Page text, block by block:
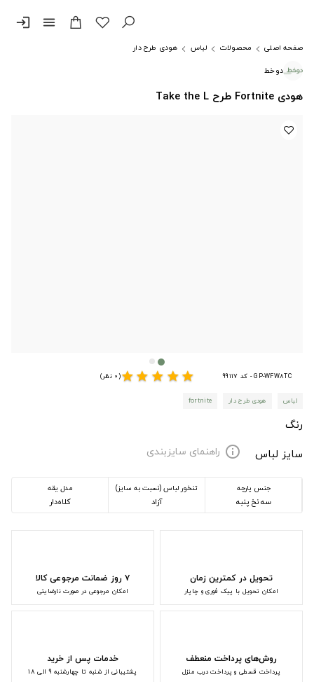
menu
login
صفحه اصلی محصولات لباس
هودی طرح دار
دوخط
هودی Fortnite طرح Take the L
GP-WFW8TC - کد 99117 star
star
star
star
star(0 نظر)
لباس هودی طرح دار fortnite
رنگ
سایز لباس
info راهنمای سایزبندی
جنس پارچه
سه نخ پنبه
تنخور لباس (نسبت به سایز)
آزاد
مدل یقه
کلاه‌دار
تحویل در کمترین زمان
امکان تحویل با پیک فوری و چاپار
۷ روز ضمانت مرجوعی کالا
امکان مرجوعی در صورت نارضایتی
روش‌های پرداخت منعطف
پرداخت قسطی و پرداخت درب منزل
خدمات پس از خرید
پشتیبانی از شنبه تا چهارشنبه 9 الی 18